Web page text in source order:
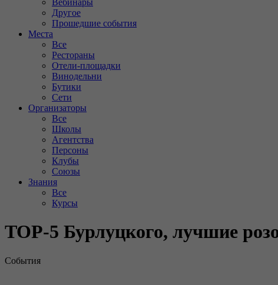
Вебинары
Другое
Прошедшие события
Места
Все
Рестораны
Отели-площадки
Винодельни
Бутики
Сети
Организаторы
Все
Школы
Агентства
Персоны
Клубы
Союзы
Знания
Все
Курсы
TOP-5 Бурлуцкого, лучшие
События